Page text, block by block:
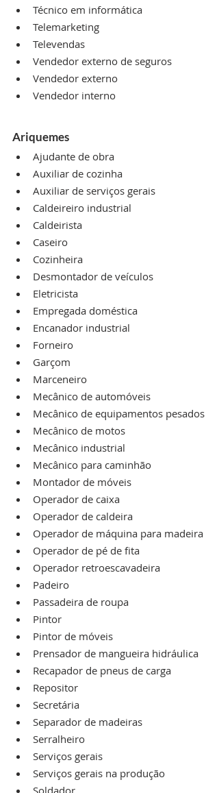
Técnico em informática
Telemarketing
Televendas
Vendedor externo de seguros
Vendedor externo
Vendedor interno
Ariquemes
Ajudante de obra
Auxiliar de cozinha
Auxiliar de serviços gerais
Caldeireiro industrial
Caldeirista
Caseiro
Cozinheira
Desmontador de veículos
Eletricista
Empregada doméstica
Encanador industrial
Forneiro
Garçom
Marceneiro
Mecânico de automóveis
Mecânico de equipamentos pesados
Mecânico de motos
Mecânico industrial
Mecânico para caminhão
Montador de móveis
Operador de caixa
Operador de caldeira
Operador de máquina para madeira
Operador de pé de fita
Operador retroescavadeira
Padeiro
Passadeira de roupa
Pintor
Pintor de móveis
Prensador de mangueira hidráulica
Recapador de pneus de carga
Repositor
Secretária
Separador de madeiras
Serralheiro
Serviços gerais
Serviços gerais na produção
Soldador